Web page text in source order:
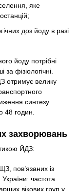
яке
доз йоду в разі
йоду потрібні
фізіологічні.
отримує велику
синтезу
48 годин.
захворювань
ЙДЗ:
пов’язаних із
частота
вікових груп у